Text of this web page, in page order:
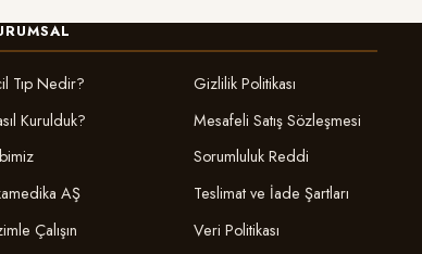
Tıp Nedir?
Kurulduk?
AŞ
Çalışın
Gizlilik Politikası
Mesafeli Satış Sözleşmesi
Sorumluluk Reddi
Teslimat ve İade Şartları
Veri Politikası